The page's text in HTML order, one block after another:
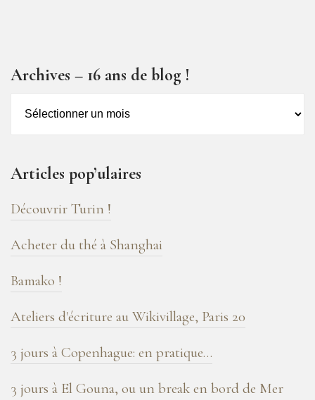
Archives – 16 ans de blog !
de
blog
!
Articles pop’ulaires
Découvrir Turin !
Acheter du thé à Shanghai
Bamako !
Ateliers d'écriture au Wikivillage, Paris 20
3 jours à Copenhague: en pratique…
3 jours à El Gouna, ou un break en bord de Mer